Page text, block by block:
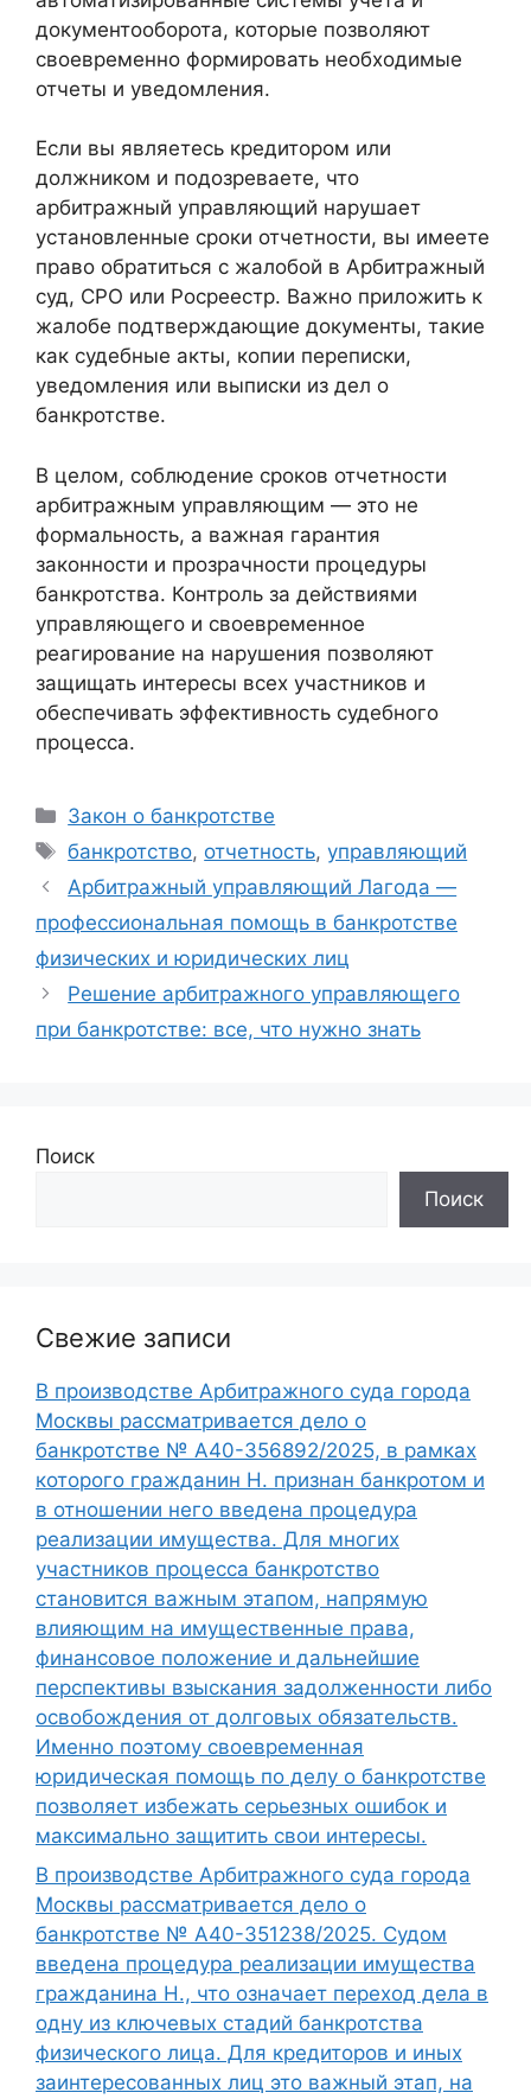
документооборота, которые позволяют
своевременно формировать необходимые
отчеты и уведомления.
Если вы являетесь кредитором или
должником и подозреваете, что
арбитражный управляющий нарушает
установленные сроки отчетности, вы имеете
право обратиться с жалобой в Арбитражный
суд, СРО или Росреестр. Важно приложить к
жалобе подтверждающие документы, такие
как судебные акты, копии переписки,
уведомления или выписки из дел о
банкротстве.
В целом, соблюдение сроков отчетности
арбитражным управляющим — это не
формальность, а важная гарантия
законности и прозрачности процедуры
банкротства. Контроль за действиями
управляющего и своевременное
реагирование на нарушения позволяют
защищать интересы всех участников и
обеспечивать эффективность судебного
процесса.
Рубрики
Закон о банкротстве
Метки
банкротство, отчетность,управляющий
Арбитражный управляющий Лагода —
профессиональная помощь в банкротстве
физических и юридических лиц
Решение арбитражного управляющего
при банкротстве: все, что нужно знать
Поиск
Поиск
Свежие записи
В производстве Арбитражного суда города
Москвы рассматривается дело о
банкротстве № А40-356892/2025, в рамках
которого гражданин Н. признан банкротом и
в отношении него введена процедура
реализации имущества. Для многих
участников процесса банкротство
становится важным этапом, напрямую
влияющим на имущественные права,
финансовое положение и дальнейшие
перспективы взыскания задолженности либо
освобождения от долговых обязательств.
Именно поэтому своевременная
юридическая помощь по делу о банкротстве
позволяет избежать серьезных ошибок и
максимально защитить свои интересы.
В производстве Арбитражного суда города
Москвы рассматривается дело о
банкротстве № А40-351238/2025. Судом
введена процедура реализации имущества
гражданина Н., что означает переход дела в
одну из ключевых стадий банкротства
физического лица. Для кредиторов и иных
заинтересованных лиц это важный этап, на